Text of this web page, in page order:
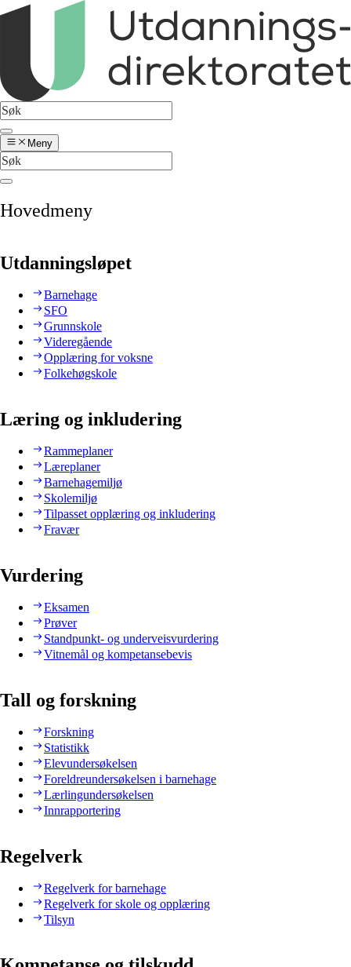
Meny
Hovedmeny
Utdanningsløpet
Barnehage
SFO
Grunnskole
Videregående
Opplæring for voksne
Folkehøgskole
Læring og inkludering
Rammeplaner
Læreplaner
Barnehagemiljø
Skolemiljø
Tilpasset opplæring og inkludering
Fravær
Vurdering
Eksamen
Prøver
Standpunkt- og underveisvurdering
Vitnemål og kompetansebevis
Tall og forskning
Forskning
Statistikk
Elevundersøkelsen
Foreldreundersøkelsen i barnehage
Lærlingundersøkelsen
Innrapportering
Regelverk
Regelverk for barnehage
Regelverk for skole og opplæring
Tilsyn